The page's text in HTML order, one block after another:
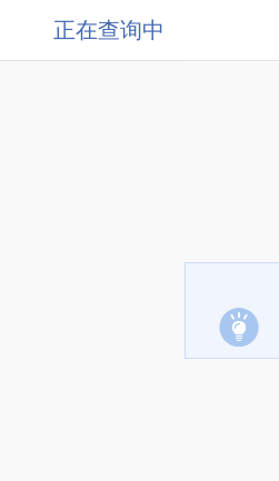
正在查询中